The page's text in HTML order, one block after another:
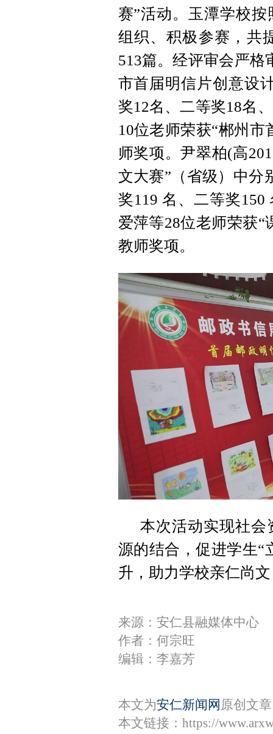
赛”活动。玉潭学校
组织、积极参赛，共
513篇。经评审会严格
市首届明信片创意设
奖12名、二等奖18名
10位老师荣获“郴州
师奖项。尹翠柏(高
文大赛”（省级）中分
奖119 名、二等奖
爱萍等28位老师荣获
教师奖项。
本次活动实现社会
源的结合，促进学生“
升，助力学校亲仁尚
来源：安仁县融媒体中心
作者：何宗旺
编辑：李嘉芳
本文为安仁新闻网 原创文
本文链接： https://